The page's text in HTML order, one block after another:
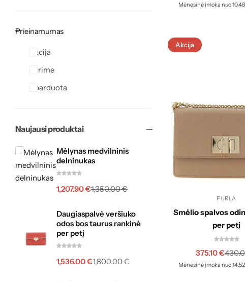
Mėnesinė įmoka nuo
Akcija
FURLA
Smėlio spalvos
per petį
375.10€
Mėnesinė įmoka nuo
Prieinamumas
Akcija
Turime
Išparduota
Naujausi produktai
Mėlynas medvilninis
delninukas
1,350.00€
1,207.90€
Daugiaspalvė veršiuko
odos bos taurus rankinė
per petį
1,800.00€
1,536.00€